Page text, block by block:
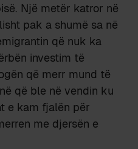
Një metër katror në
pak a shumë sa në
që nuk ka
investim të
që merr mund të
që ble në vendin ku
e kam fjalën për
me djersën e